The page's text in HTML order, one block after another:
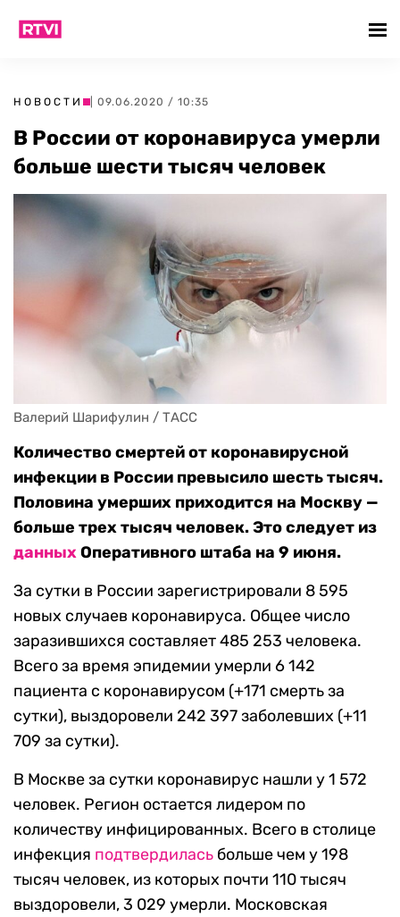
НОВОСТИ | 09.06.2020 / 10:35
В России от коронавируса умерли
больше шести тысяч человек
Валерий Шарифулин / ТАСС
Количество смертей от коронавирусной
инфекции в России превысило шесть тысяч.
Половина умерших приходится на Москву —
больше трех тысяч человек. Это следует из
данныхОперативного штаба на 9 июня.
За сутки в России зарегистрировали 8 595
новых случаев коронавируса. Общее число
заразившихся составляет 485 253 человека.
Всего за время эпидемии умерли 6 142
пациента с коронавирусом (+171 смерть за
сутки), выздоровели 242 397 заболевших (+11
709 за сутки).
В Москве за сутки коронавирус нашли у 1 572
человек. Регион остается лидером по
количеству инфицированных. Всего в столице
инфекция подтвердилась больше чем у 198
тысяч человек, из которых почти 110 тысяч
выздоровели, 3 029 умерли. Московская